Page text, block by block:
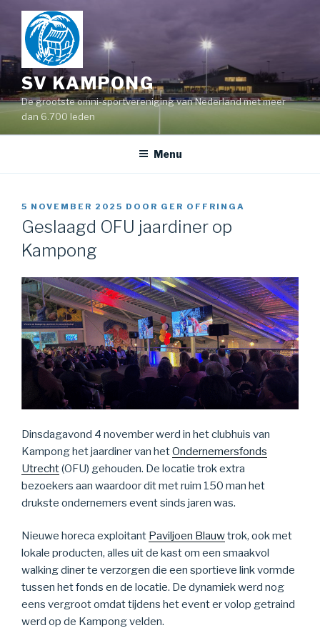
Naar
inhoud
springen
SV KAMPONG
De grootste omni-sportvereniging van Nederland met meer
dan 6.700 leden
Menu
GEPLAATST
OP
5 NOVEMBER 2025 DOOR GER OFFRINGA
Geslaagd OFU jaardiner op
Kampong
Dinsdagavond 4 november werd in het clubhuis van
Kampong het jaardiner van hetOndernemersfonds
Utrecht(OFU) gehouden. De locatie trok extra
bezoekers aan waardoor dit met ruim 150 man het
drukste ondernemers event sinds jaren was.
Nieuwe horeca exploitant Paviljoen Blauwtrok, ook met
lokale producten, alles uit de kast om een smaakvol
walking diner te verzorgen die een sportieve link vormde
tussen het fonds en de locatie. De dynamiek werd nog
eens vergroot omdat tijdens het event er volop getraind
werd op de Kampong velden.